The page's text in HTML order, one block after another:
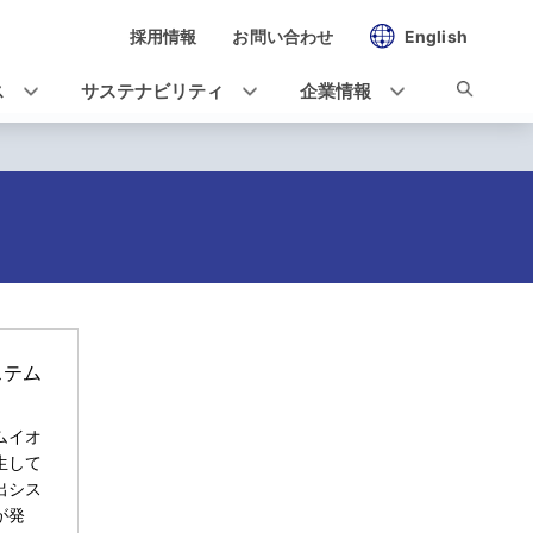
採用情報 お問い合わせ English
サステナビリティ 企業情報
ム
イオ
して
シス
発